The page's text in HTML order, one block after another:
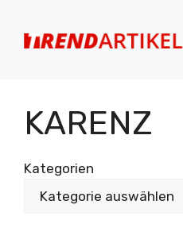
springen
KARENZ
Kategorien